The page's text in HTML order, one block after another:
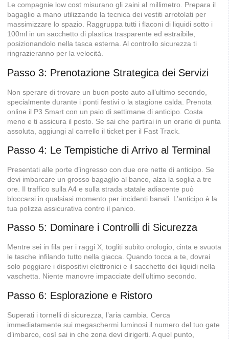
Le compagnie low cost misurano gli zaini al millimetro. Prepara il
bagaglio a mano utilizzando la tecnica dei vestiti arrotolati per
massimizzare lo spazio. Raggruppa tutti i flaconi di liquidi sotto i
100ml in un sacchetto di plastica trasparente ed estraibile,
posizionandolo nella tasca esterna. Al controllo sicurezza ti
ringrazieranno per la velocità.
Passo 3: Prenotazione Strategica dei Servizi
Non sperare di trovare un buon posto auto all’ultimo secondo,
specialmente durante i ponti festivi o la stagione calda. Prenota
online il P3 Smart con un paio di settimane di anticipo. Costa
meno e ti assicura il posto. Se sai che partirai in un orario di punta
assoluta, aggiungi al carrello il ticket per il Fast Track.
Passo 4: Le Tempistiche di Arrivo al Terminal
Presentati alle porte d’ingresso con due ore nette di anticipo. Se
devi imbarcare un grosso bagaglio al banco, alza la soglia a tre
ore. Il traffico sulla A4 e sulla strada statale adiacente può
bloccarsi in qualsiasi momento per incidenti banali. L’anticipo è la
tua polizza assicurativa contro il panico.
Passo 5: Dominare i Controlli di Sicurezza
Mentre sei in fila per i raggi X, togliti subito orologio, cinta e svuota
le tasche infilando tutto nella giacca. Quando tocca a te, dovrai
solo poggiare i dispositivi elettronici e il sacchetto dei liquidi nella
vaschetta. Niente manovre impacciate dell’ultimo secondo.
Passo 6: Esplorazione e Ristoro
Superati i tornelli di sicurezza, l’aria cambia. Cerca
immediatamente sui megaschermi luminosi il numero del tuo gate
d’imbarco, così sai in che zona devi dirigerti. A quel punto,